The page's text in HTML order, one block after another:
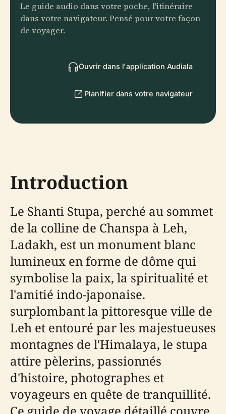
Le guide audio dans votre poche, l'itinéraire
dans votre navigateur. Pensé pour votre façon
de voyager.
Ouvrir dans l'application Audiala
Planifier dans votre navigateur
Introduction
Le Shanti Stupa, perché au sommet
de la colline de Chanspa à Leh,
Ladakh, est un monument blanc
lumineux en forme de dôme qui
symbolise la paix, la spiritualité et
l'amitié indo-japonaise.
surplombant la pittoresque ville de
Leh et entouré par les majestueuses
montagnes de l'Himalaya, le stupa
attire pèlerins, passionnés
d'histoire, photographes et
voyageurs en quête de tranquillité.